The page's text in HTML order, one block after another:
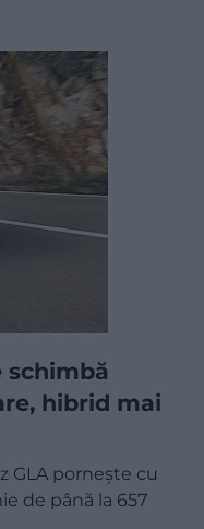
schimbă
hibrid mai
GLA pornește cu
de până la 657